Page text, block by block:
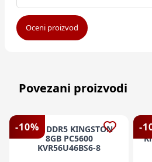
Oceni proizvod
Povezani proizvodi
-10%
RAM DDR5 KINGSTON
8GB PC5600
KVR56U46BS6-8
-